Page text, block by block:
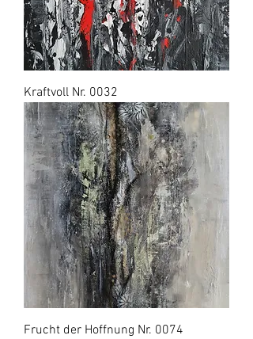
Kraftvoll Nr. 0032
Frucht der Hoffnung Nr. 0074